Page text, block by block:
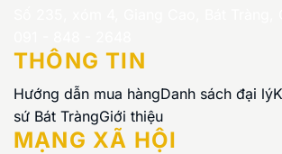
THÔNG TIN
Hướng dẫn mua hàngDanh sách đại lý
sứ Bát TràngGiới thiệu
MẠNG XÃ HỘI